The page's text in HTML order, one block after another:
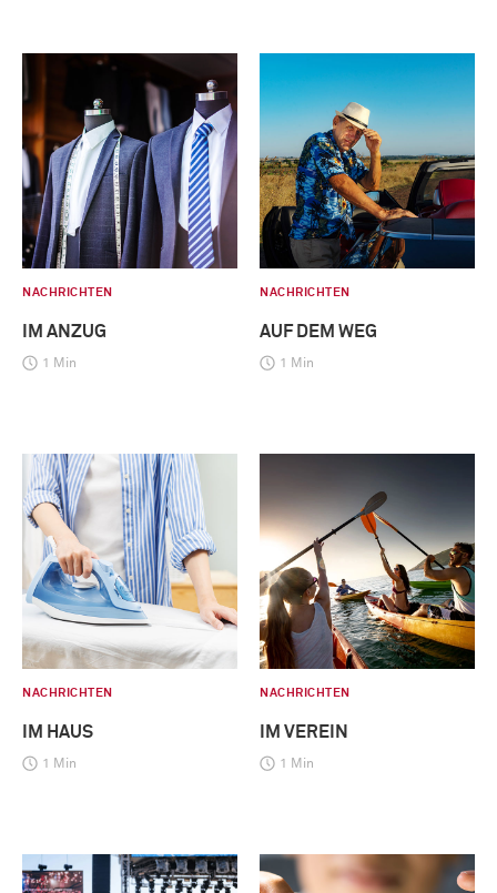
NACHRICHTEN
IM ANZUG
1 Min
NACHRICHTEN
AUF DEM WEG
1 Min
NACHRICHTEN
IM HAUS
1 Min
NACHRICHTEN
IM VEREIN
1 Min